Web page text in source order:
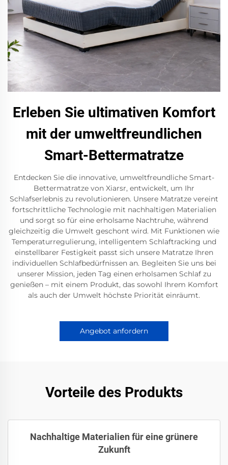
Erleben Sie ultimativen Komfort
mit der umweltfreundlichen
Smart-Bettermatratze
Entdecken Sie die innovative, umweltfreundliche Smart-
Bettermatratze von Xiarsr, entwickelt, um Ihr
Schlafserlebnis zu revolutionieren. Unsere Matratze vereint
fortschrittliche Technologie mit nachhaltigen Materialien
und sorgt so für eine erholsame Nachtruhe, während
gleichzeitig die Umwelt geschont wird. Mit Funktionen wie
Temperaturregulierung, intelligentem Schlaftracking und
einstellbarer Festigkeit passt sich unsere Matratze Ihren
individuellen Schlafbedürfnissen an. Begleiten Sie uns bei
unserer Mission, jeden Tag einen erholsamen Schlaf zu
genießen – mit einem Produkt, das sowohl Ihrem Komfort
als auch der Umwelt höchste Priorität einräumt.
Angebot anfordern
Vorteile des Produkts
Nachhaltige Materialien für eine grünere
Zukunft